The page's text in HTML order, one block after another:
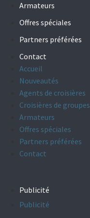
Armateurs
Offres spéciales
Partners préférées
Contact
Accueil
Nouveautés
Agents de croisières
Croisières de groupes
Armateurs
Offres spéciales
Partners préférées
Contact
Publicité
Publicité